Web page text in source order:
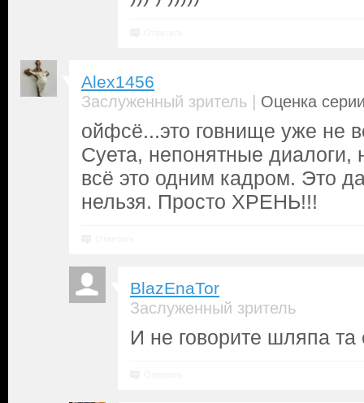
Alex1456
Заслуженный зритель | Оценка
ойфсё...это говнище уже не
Суета, непонятные диалоги,
всё это одним кадром. Это
нельзя. Просто ХРЕНЬ!!!
BlazEnaTor
Заслуженный зритель
И не говорите шляпа